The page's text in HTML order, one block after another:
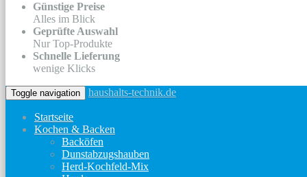
Günstige Preise
Alles im Blick
Geprüfte Auswahl
Nur Top-Produkte
Schnelle Lieferung
wenige Klicks
Toggle navigation haushalts-technik.de
Startseite
Kochen & Backen
Backöfen
Dunstabzugshauben
Herd-Kochfeld-Mix